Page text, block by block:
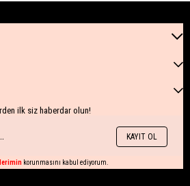
ilk siz haberdar olun!
KAYIT OL
korunmasını kabul ediyorum.